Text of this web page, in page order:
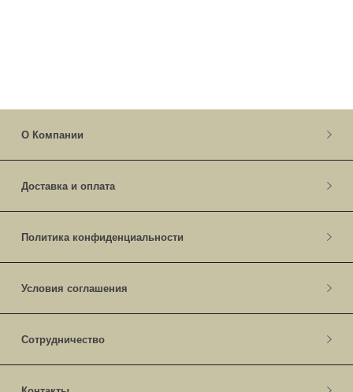
О Компании
Доставка и оплата
Политика конфиденциальности
Условия соглашения
Сотрудничество